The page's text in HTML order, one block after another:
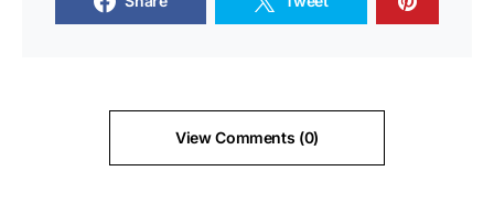
View Comments (0)